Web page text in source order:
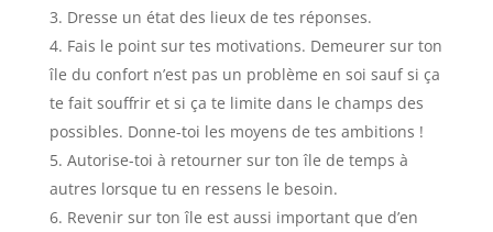
Dresse un état des lieux de tes réponses.
Fais le point sur tes motivations. Demeurer sur ton
île du confort n’est pas un problème en soi sauf si ça
te fait souffrir et si ça te limite dans le champs des
possibles. Donne-toi les moyens de tes ambitions !
Autorise-toi à retourner sur ton île de temps à
autres lorsque tu en ressens le besoin.
Revenir sur ton île est aussi important que d’en